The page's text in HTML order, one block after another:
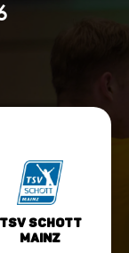
TSV Schott
Mainz